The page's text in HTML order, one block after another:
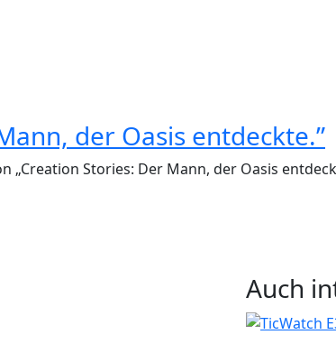
der Oasis entdeckte.”
Stories: Der Mann, der Oasis
Auch